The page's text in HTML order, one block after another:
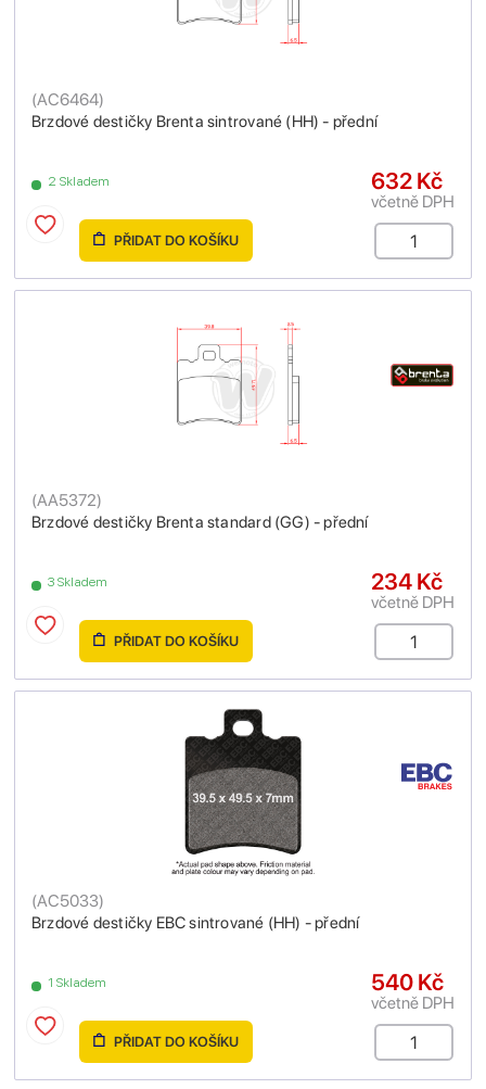
Brzdové destičky Brenta sintrované (HH) - přední
(AC6464)
2 Skladem 632 Kč
včetně DPH
PŘIDAT DO KOŠÍKU
Brzdové destičky Brenta standard (GG) - přední
(AA5372)
3 Skladem 234 Kč
včetně DPH
PŘIDAT DO KOŠÍKU
Brzdové destičky EBC sintrované (HH) - přední
(AC5033)
1 Skladem 540 Kč
včetně DPH
PŘIDAT DO KOŠÍKU